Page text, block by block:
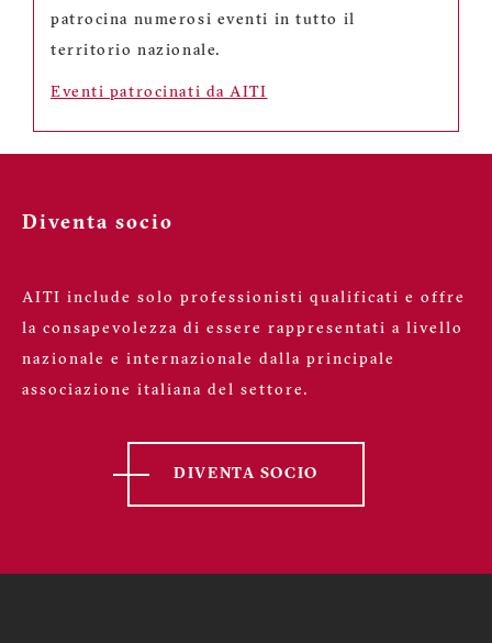
patrocina numerosi eventi in tutto il
territorio nazionale.
Eventi patrocinati da AITI
Diventa socio
AITI include solo professionisti qualificati e offre
la consapevolezza di essere rappresentati a livello
nazionale e internazionale dalla principale
associazione italiana del settore.
DIVENTA SOCIO